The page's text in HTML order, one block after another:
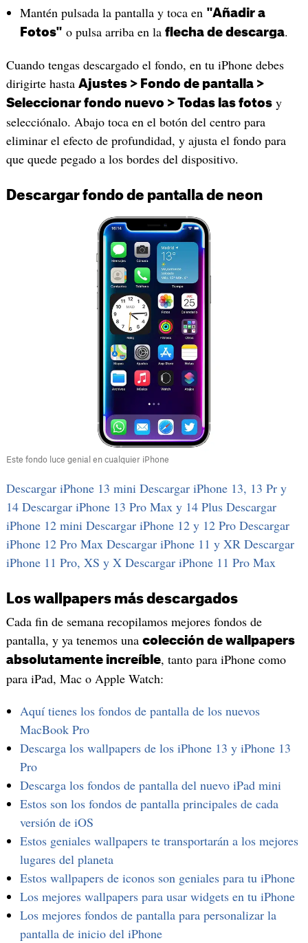
Mantén pulsada la pantalla y toca en "Añadir a
Fotos" o pulsa arriba en la flecha de descarga.
Cuando tengas descargado el fondo, en tu iPhone debes
dirigirte hasta Ajustes > Fondo de pantalla >
Seleccionar fondo nuevo > Todas las fotosy
selecciónalo. Abajo toca en el botón del centro para
eliminar el efecto de profundidad, y ajusta el fondo para
que quede pegado a los bordes del dispositivo.
Descargar fondo de pantalla de neon
Este fondo luce genial en cualquier iPhone
Descargar iPhone 13 mini Descargar iPhone 13, 13 Pr y
14 Descargar iPhone 13 Pro Max y 14 Plus Descargar
iPhone 12 mini Descargar iPhone 12 y 12 Pro Descargar
iPhone 12 Pro Max Descargar iPhone 11 y XR Descargar
iPhone 11 Pro, XS y X Descargar iPhone 11 Pro Max
Los wallpapers más descargados
Cada fin de semana recopilamos mejores fondos de
pantalla, y ya tenemos una colección de wallpapers
absolutamente increíble, tanto para iPhone como
para iPad, Mac o Apple Watch:
Aquí tienes los fondos de pantalla de los nuevos
MacBook Pro
Descarga los wallpapers de los iPhone 13 y iPhone 13
Pro
Descarga los fondos de pantalla del nuevo iPad mini
Estos son los fondos de pantalla principales de cada
versión de iOS
Estos geniales wallpapers te transportarán a los mejores
lugares del planeta
Estos wallpapers de iconos son geniales para tu iPhone
Los mejores wallpapers para usar widgets en tu iPhone
Los mejores fondos de pantalla para personalizar la
pantalla de inicio del iPhone